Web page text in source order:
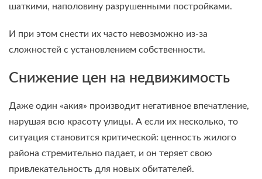
шаткими, наполовину разрушенными постройками.
И при этом снести их часто невозможно из-за
сложностей с установлением собственности.
Снижение цен на недвижимость
Даже один «акия» производит негативное впечатление,
нарушая всю красоту улицы. А если их несколько, то
ситуация становится критической: ценность жилого
района стремительно падает, и он теряет свою
привлекательность для новых обитателей.